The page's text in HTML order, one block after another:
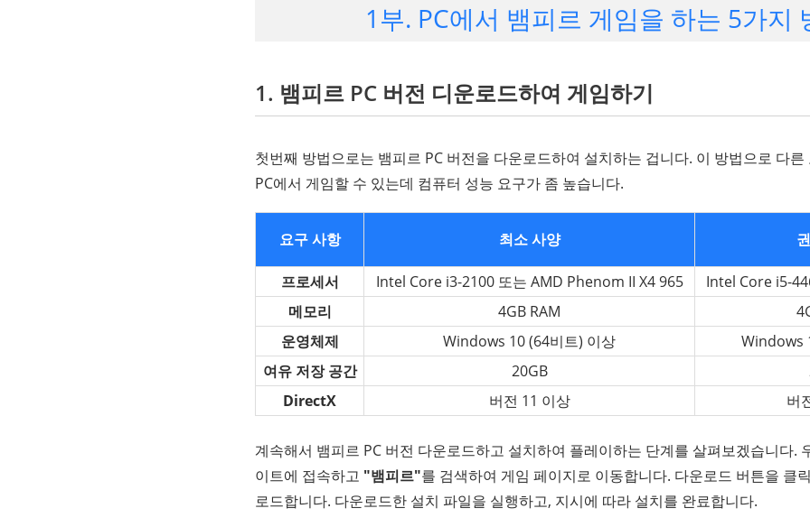
1부. PC에서 뱀피르 게임을 하는 5가지
1. 뱀피르 PC 버전 디운로드하여 게임하기
첫번째 방법으로는 뱀피르 PC 버전을 다운로드하여 설치하는 겁니다. 이 방법으로 다
PC에서 게임할 수 있는데 컴퓨터 성능 요구가 좀 높습니다.
요구 사항 최소 사양
프로세서 Intel Core i3-2100 또는 AMD Phenom II X4 965
Intel Core i5-
메모리
4GB RAM
운영체제
Windows 10 (64비트) 이상
Windows
여유 저장 공간
20GB
DirectX
버전 11 이상 버
계속해서 뱀피르 PC 버전 다운로드하고 설치하여 플레이하는 단계를 살펴보겠습니다.
이트에 접속하고 "뱀피르"를 검색하여 게임 페이지로 이동합니다. 다운로드 버튼을 클
로드합니다. 다운로드한 설치 파일을 실행하고, 지시에 따라 설치를 완료합니다.